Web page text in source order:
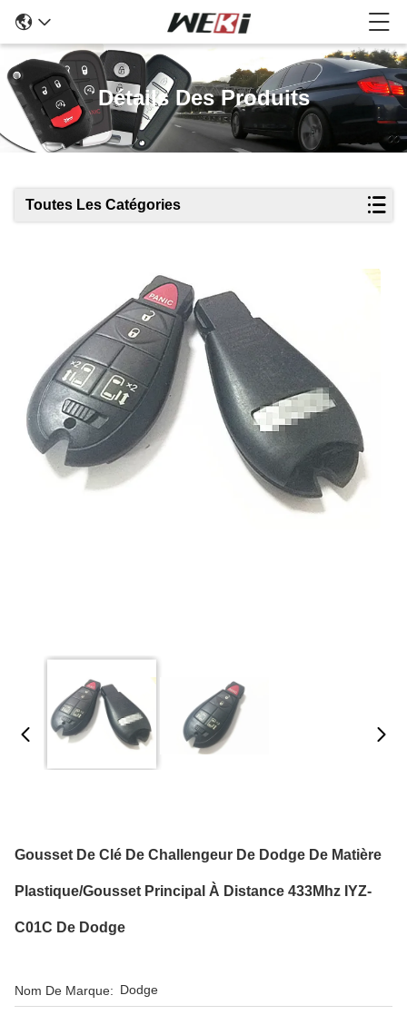
Détails Des Produits
Toutes Les Catégories
Gousset De Clé De Challengeur De Dodge De Matière
Plastique/gousset Principal À Distance 433Mhz IYZ-
C01C De Dodge
Nom De Marque: Dodge